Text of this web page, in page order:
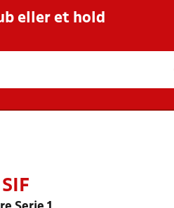
eller et hold
SIF